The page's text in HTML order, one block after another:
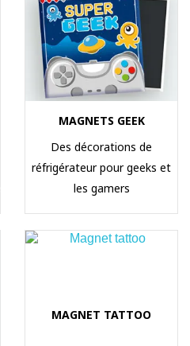
MAGNETS GEEK
Des décorations de
réfrigérateur pour geeks et
les gamers
MAGNET TATTOO